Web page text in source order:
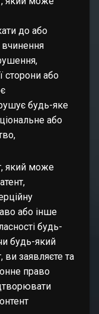
до або
сторони або
будь-яке
або
який може
або інше
будь-
будь-який
ви заявляєте та
право